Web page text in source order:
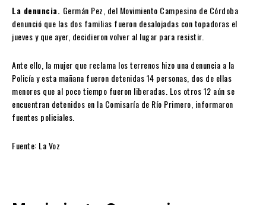
La denuncia. Germán Pez, del Movimiento Campesino de Córdoba
denunció que las dos familias fueron desalojadas con topadoras el
jueves y que ayer, decidieron volver al lugar para resistir.
Ante ello, la mujer que reclama los terrenos hizo una denuncia a la
Policía y esta mañana fueron detenidas 14 personas, dos de ellas
menores que al poco tiempo fueron liberadas. Los otros 12 aún se
encuentran detenidos en la Comisaría de Río Primero, informaron
fuentes policiales.
Fuente: La Voz